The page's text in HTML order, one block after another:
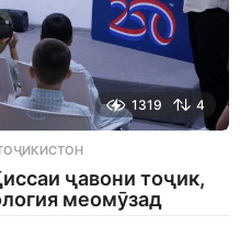
1319 4
ҷавони тоҷик,
меомӯзад